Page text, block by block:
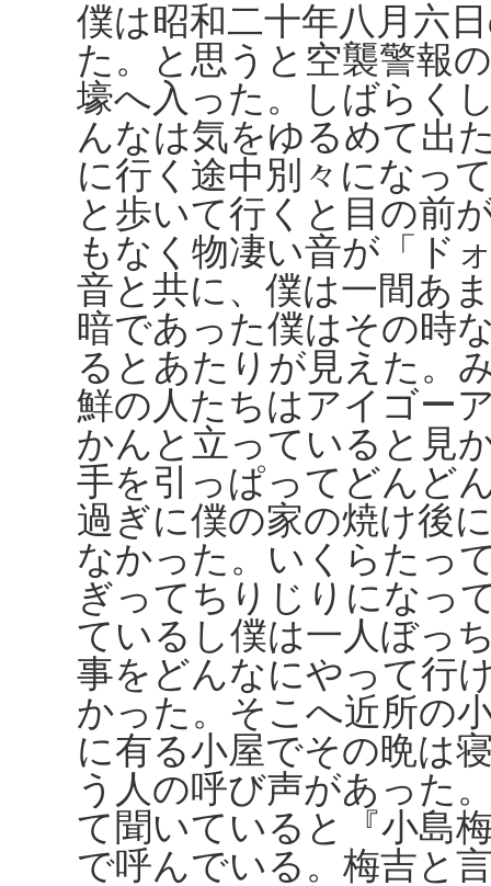
僕は昭和二十年八月六
た。と思うと空襲警報
壕へ入った。しばらく
んなは気をゆるめて出
に行く途中別々になっ
と歩いて行くと目の前
もなく物凄い音が「ド
音と共に、僕は一間あ
暗であった僕はその時
るとあたりが見えた。
鮮の人たちはアイゴー
かんと立っていると見
手を引っぱってどんど
過ぎに僕の家の焼け後
なかった。いくらたっ
ぎってちりじりになっ
ているし僕は一人ぼっ
事をどんなにやって行
かった。そこへ近所の
に有る小屋でその晩は
う人の呼び声があった
て聞いていると『小島
で呼んでいる。梅吉と